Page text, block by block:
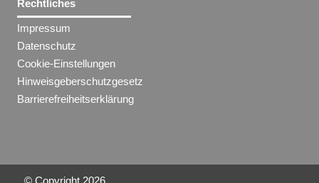
Rechtliches
Impressum
Datenschutz
Cookie-Einstellungen
Hinweisgeberschutzgesetz
Barrierefreiheitserklärung